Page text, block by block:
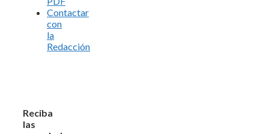
Contactar
con
la
Redacción
Reciba
las